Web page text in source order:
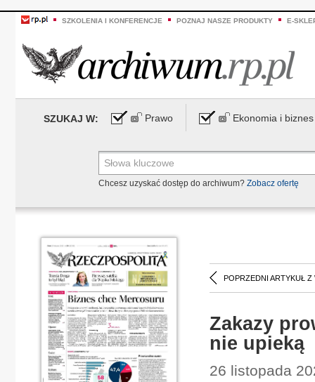
SZKOLENIA I KONFERENCJE POZNAJ NASZE PRODUKTY E-
SZUKAJ W: Prawo Ekonomia i biznes
Chcesz uzyskać dostęp do archiwum? Zobacz ofertę
POPRZEDNI ARTYKUŁ Z
Zakazy
nie upieką
26 listopada